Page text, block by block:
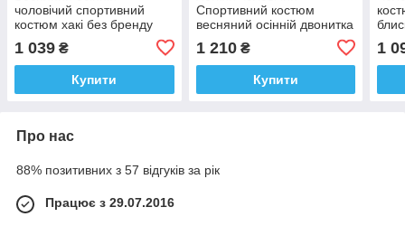
чоловічий спортивний
костюм хакі без бренду
1 039 ₴
Купити
Спортивний костюм
весняний осінній двонитка
1 210₴
Купити
1
Про нас
88% позитивних з 57 відгуків за рік
Працює з 29.07.2016